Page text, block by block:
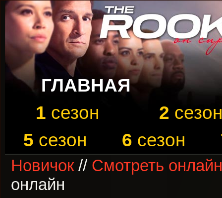
ГЛАВНАЯ
1 сезон 2 сезон
5 сезон 6 сезон
Новичок// Смотреть
онлайн